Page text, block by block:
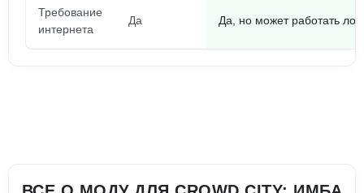
Требование
интернета
Да Да, но может работать